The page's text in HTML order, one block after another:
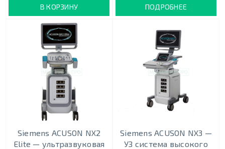
В КОРЗИНУ ПОДРОБНЕЕ
Siemens ACUSON NX2
Elite — ультразвуковая
Siemens ACUSON NX3 —
УЗ система высокого